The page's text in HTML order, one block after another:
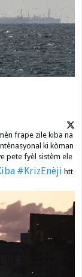
frape zile kiba na
ki kòman
pete fyèl sistèm ele
#KrizEnèji htt